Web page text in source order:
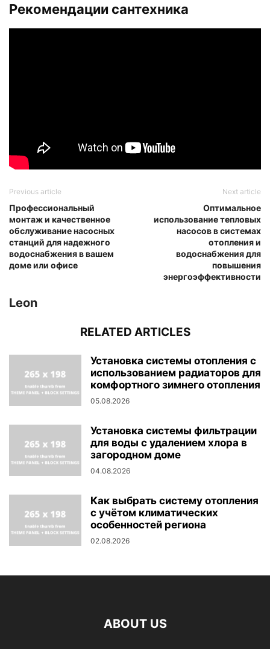
Рекомендации сантехника
Previous article
Профессиональный
монтаж и качественное
обслуживание насосных
станций для надежного
водоснабжения в вашем
доме или офисе
Next article
Оптимальное
использование тепловых
насосов в системах
отопления и
водоснабжения для
повышения
энергоэффективности
Leon
RELATED ARTICLES
Установка системы отопления с
использованием радиаторов для
комфортного зимнего отопления
05.08.2026
Установка системы фильтрации
для воды с удалением хлора в
загородном доме
04.08.2026
Как выбрать систему отопления
с учётом климатических
особенностей региона
02.08.2026
ABOUT US